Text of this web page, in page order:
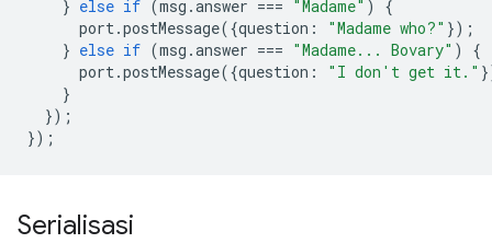
} else if (msg .answer === "Madame" )
{
port.postMessage({question : "Madame who?" });
} else if (msg .answer === "Madame... Bovary" )
{
port.postMessage({question : "I don't get it."
}
});
});
Serialisasi